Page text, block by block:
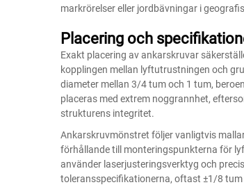
markrörelser eller jordbävningar i
Placering och
Exakt placering av ankarskruvar
kopplingen mellan lyftutrustningen och
diameter mellan 3/4 tum och 1 tum,
placeras med extrem noggrannhet,
strukturens integritet.
Ankarskruvmönstret följer vanligtvis
förhållande till monteringspunkterna för
använder laserjusteringsverktyg och
toleransspecifikationerna, oftast ±1/8